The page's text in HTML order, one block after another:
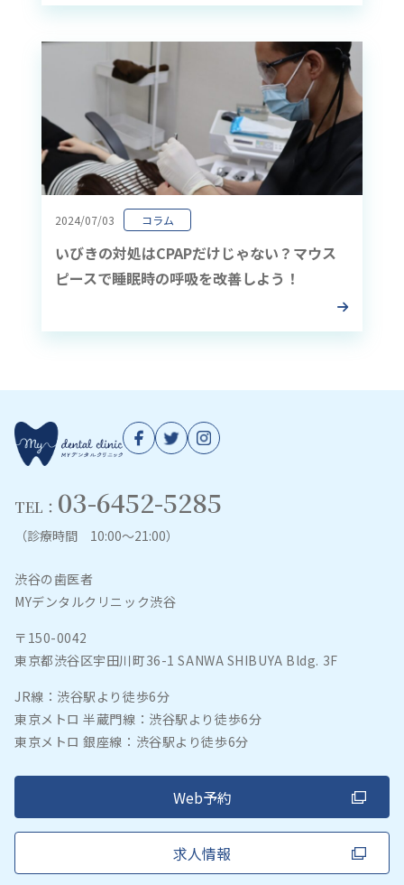
2024/07/03 コラム
いびきの対処はCPAPだけじゃない？マウス
ピースで睡眠時の呼吸を改善しよう！
TEL： 03-6452-5285
（診療時間 10:00～21:00）
渋谷の歯医者
MYデンタルクリニック渋谷
〒150-0042
東京都渋谷区宇田川町36-1 SANWA SHIBUYA Bldg. 3F
JR線：渋谷駅より徒歩6分
東京メトロ 半蔵門線：渋谷駅より徒歩6分
東京メトロ 銀座線：渋谷駅より徒歩6分
Web予約
求人情報